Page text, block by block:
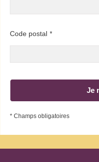
Code postal *
Je
* Champs obligatoires